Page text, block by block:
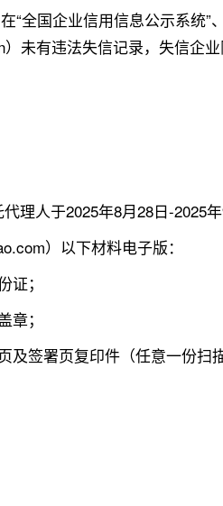
“全国企业信用信息公示系统
未有违法失信记录，失信企业
理人于2025年8月28日-2025年
）以下材料电子版：
证；
章；
及签署页复印件（任意一份扫